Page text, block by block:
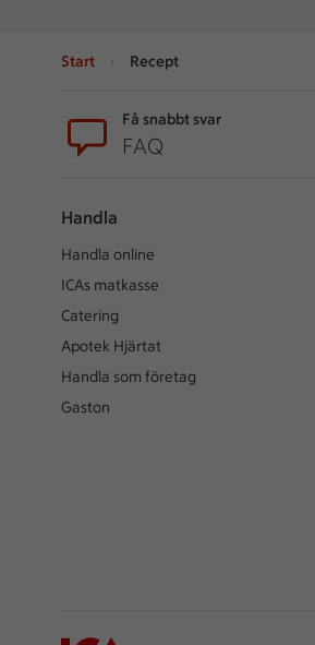
Start Recept
Få snabbt svar
FAQ
Handla
Handla online
ICAs matkasse
Catering
Apotek Hjärtat
Handla som företag
Gaston